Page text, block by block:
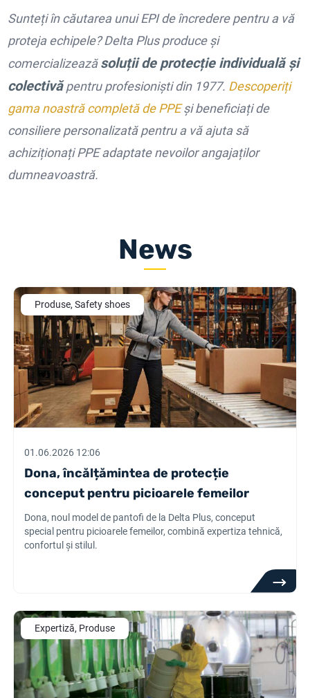
Sunteți în căutarea unui EPI de încredere pentru a vă
proteja echipele? Delta Plus produce și
comercializeazăsoluții de protecție individuală și
colectivăpentru profesioniști din 1977. Descoperiți
gama noastră completă de PPEși beneficiați de
consiliere personalizată pentru a vă ajuta să
achiziționați PPE adaptate nevoilor angajaților
dumneavoastră.
News
Produse, Safety shoes
01.06.2026 12:06
Dona, încălțămintea de protecție
conceput pentru picioarele femeilor
Dona, noul model de pantofi de la Delta Plus, conceput
special pentru picioarele femeilor, combină expertiza tehnică,
confortul și stilul.
Expertiză, Produse